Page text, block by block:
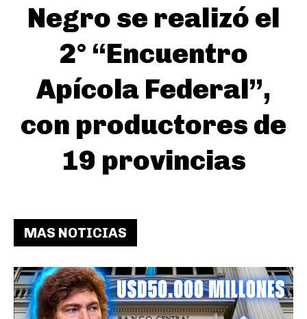
Negro se realizó el
2° “Encuentro
Apícola Federal”,
con productores de
19 provincias
MAS NOTICIAS